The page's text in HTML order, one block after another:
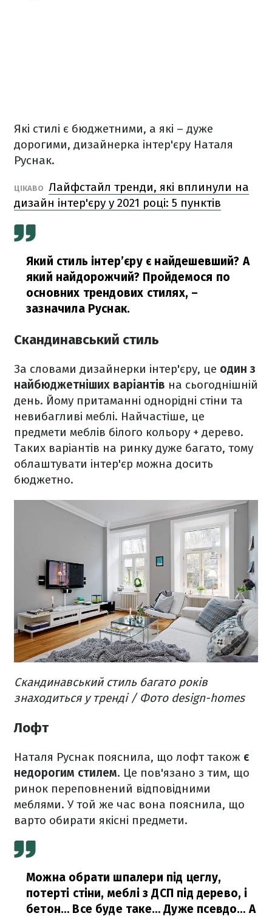
Які стилі є бюджетними, а які – дуже
дорогими, дизайнерка інтер'єру Наталя
Руснак.
ЦІКАВО Лайфстайл тренди, які вплинули на
дизайн інтер'єру у 2021 році: 5 пунктів
Який стиль інтер’єру є найдешевший? А
який найдорожчий? Пройдемося по
основних трендових стилях, –
зазначила Руснак.
Скандинавський стиль
За словами дизайнерки інтер'єру, це один з
найбюджетніших варіантів на сьогоднішній
день. Йому притаманні однорідні стіни та
невибагливі меблі. Найчастіше, це
предмети меблів білого кольору + дерево.
Таких варіантів на ринку дуже багато, тому
облаштувати інтер'єр можна досить
бюджетно.
Скандинавський стиль багато років
знаходиться у тренді / Фото design-homes
Лофт
Наталя Руснак пояснила, що лофт також є
недорогим стилем. Це пов'язано з тим, що
ринок переповнений відповідними
меблями. У той же час вона пояснила, що
варто обирати якісні предмети.
Можна обрати шпалери під цеглу,
потерті стіни, меблі з ДСП під дерево, і
бетон… Все буде таке… Дуже псевдо… А